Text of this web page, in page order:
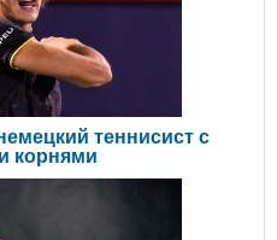
теннисист с
корнями